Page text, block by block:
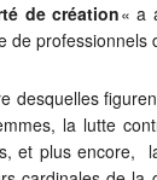
de création« a
de professionnels
desquelles
la lutte
et plus encore,